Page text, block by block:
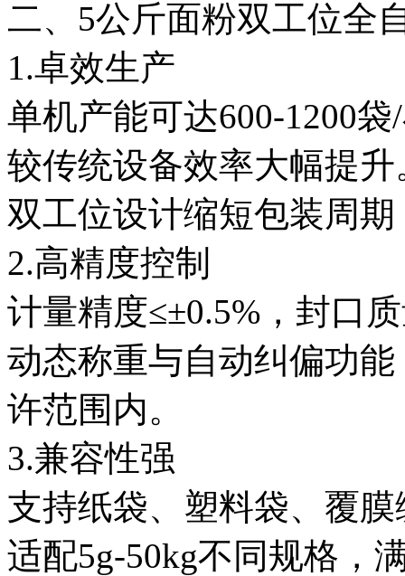
二、5公斤面粉双工位全
1.卓效生产
单机产能可达600-1200
较传统设备效率大幅提升
双工位设计缩短包装周
2.高精度控制
计量精度≤±0.5%，封口
动态称重与自动纠偏功
许范围内。
3.兼容性强
支持纸袋、塑料袋、覆
适配5g-50kg不同规格，